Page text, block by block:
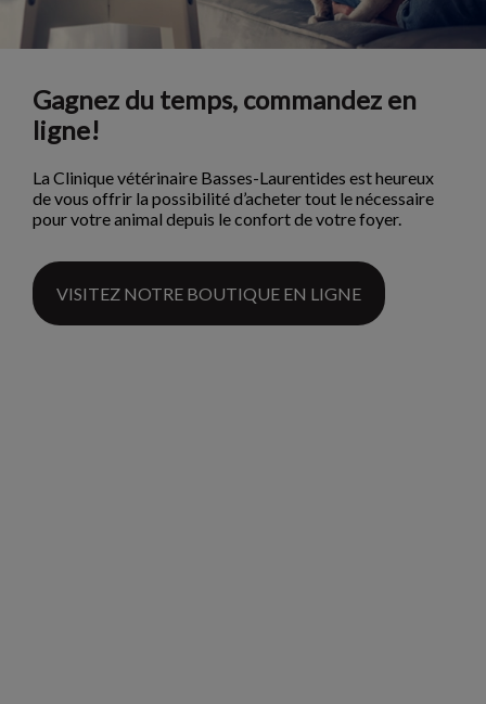
Gagnez du temps, commandez en
ligne!
La Clinique vétérinaire Basses-Laurentides est heureux
de vous offrir la possibilité d’acheter tout le nécessaire
pour votre animal depuis le confort de votre foyer.
VISITEZ NOTRE BOUTIQUE EN LIGNE